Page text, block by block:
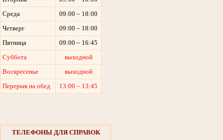
Среда
09:00 – 18:00
Четверг
09:00 – 18:00
Пятница
09:00 – 16:45
Суббота
выходной
Воскресенье
выходной
Перерыв на обед
13:00 – 13:45
ТЕЛЕФОНЫ ДЛЯ СПРАВОК